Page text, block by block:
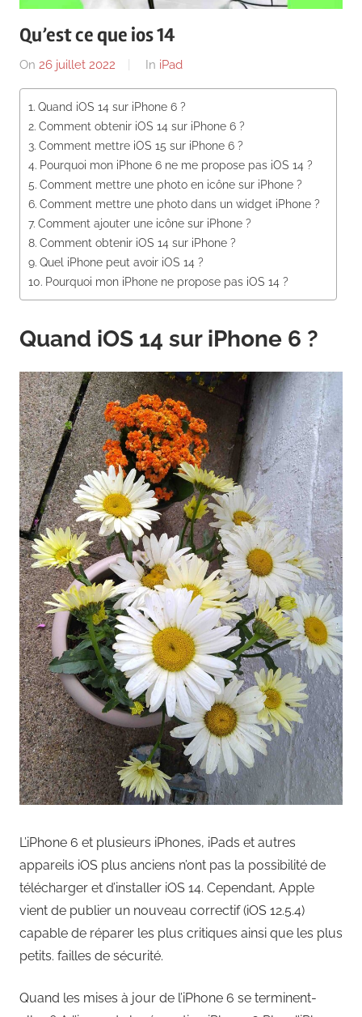
News
Qu’est ce que ios 14
On 26 juillet 2022 By
In iPad
Quand iOS 14 sur iPhone 6 ?
Comment obtenir iOS 14 sur iPhone 6 ?
Comment mettre iOS 15 sur iPhone 6 ?
Pourquoi mon iPhone 6 ne me propose pas iOS 14 ?
Comment mettre une photo en icône sur iPhone ?
Comment mettre une photo dans un widget iPhone ?
Comment ajouter une icône sur iPhone ?
Comment obtenir iOS 14 sur iPhone ?
Quel iPhone peut avoir iOS 14 ?
Pourquoi mon iPhone ne propose pas iOS 14 ?
Quand iOS 14 sur iPhone 6 ?
L’iPhone 6 et plusieurs iPhones, iPads et autres
appareils iOS plus anciens n’ont pas la possibilité de
télécharger et d’installer iOS 14. Cependant, Apple
vient de publier un nouveau correctif (iOS 12.5.4)
capable de réparer les plus critiques ainsi que les plus
petits. failles de sécurité.
Quand les mises à jour de l’iPhone 6 se terminent-